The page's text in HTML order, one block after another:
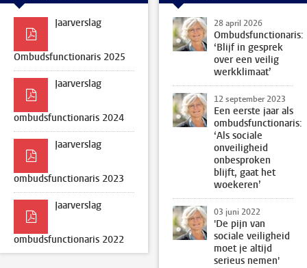
Jaarverslag
Ombudsfunctionaris 2025
Jaarverslag
ombudsfunctionaris 2024
Jaarverslag
ombudsfunctionaris 2023
Jaarverslag
ombudsfunctionaris 2022
28 april 2026
Ombudsfunctionaris:
‘Blijf in gesprek
over een veilig
werkklimaat’
12 september 2023
Een eerste jaar als
ombudsfunctionaris:
‘Als sociale
onveiligheid
onbesproken
blijft, gaat het
woekeren’
03 juni 2022
'De pijn van
sociale veiligheid
moet je altijd
serieus nemen'